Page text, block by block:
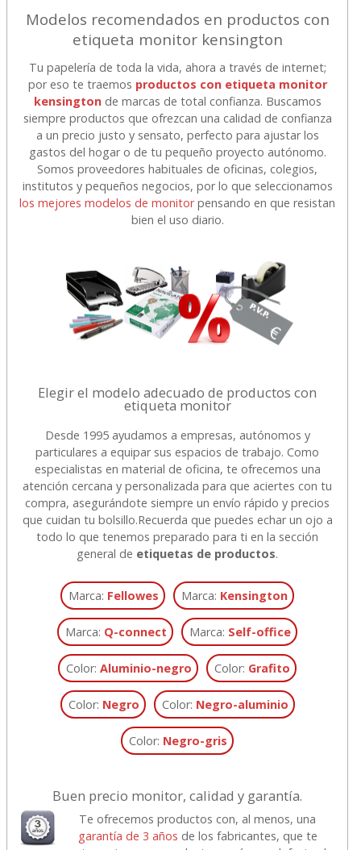
Modelos recomendados en productos con
etiqueta monitor kensington
Tu papelería de toda la vida, ahora a través de internet;
por eso te traemos productos con etiqueta monitor
kensingtonde marcas de total confianza. Buscamos
siempre productos que ofrezcan una calidad de confianza
a un precio justo y sensato, perfecto para ajustar los
gastos del hogar o de tu pequeño proyecto autónomo.
Somos proveedores habituales de oficinas, colegios,
institutos y pequeños negocios, por lo que seleccionamos
los mejores modelos de monitorpensando en que resistan
bien el uso diario.
Elegir el modelo adecuado de productos con
etiqueta monitor
Desde 1995 ayudamos a empresas, autónomos y
particulares a equipar sus espacios de trabajo. Como
especialistas en material de oficina, te ofrecemos una
atención cercana y personalizada para que aciertes con tu
compra, asegurándote siempre un envío rápido y precios
que cuidan tu bolsillo.Recuerda que puedes echar un ojo a
todo lo que tenemos preparado para ti en la sección
general de etiquetas de productos.
Marca: Fellowes Marca: Kensington
Marca: Q-connect Marca: Self-office
Color:Aluminio-negro Color: Grafito
Color: Negro Color: Negro-aluminio
Color: Negro-gris
Buen precio monitor, calidad y garantía.
Te ofrecemos productos con, al menos, una
garantía de 3 años de los fabricantes, que te